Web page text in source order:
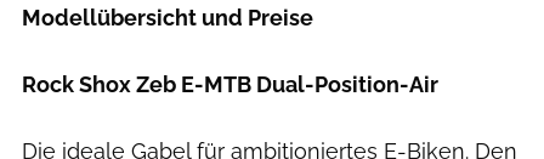
Modellübersicht und Preise
Rock Shox Zeb E-MTB Dual-Position-Air
Die ideale Gabel für ambitioniertes E-Biken. Den